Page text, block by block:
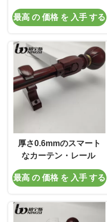
制度
最高 の 価格 を 入手 する
厚さ0.6mmのスマート
なカーテン・レール
最高 の 価格 を 入手 する